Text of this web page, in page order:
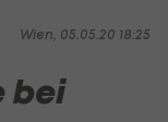
Wien, 05.05.20 18:25
bei